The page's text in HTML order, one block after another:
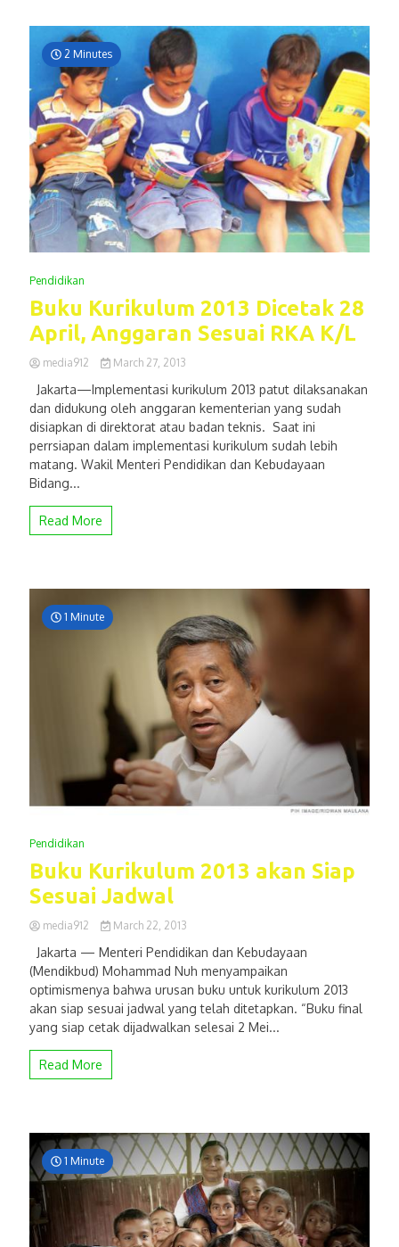
2 Minutes
Pendidikan
Buku Kurikulum 2013 Dicetak 28
April, Anggaran Sesuai RKA K/L
media912 March 27, 2013
Jakarta—Implementasi kurikulum 2013 patut dilaksanakan
dan didukung oleh anggaran kementerian yang sudah
disiapkan di direktorat atau badan teknis. Saat ini
perrsiapan dalam implementasi kurikulum sudah lebih
matang. Wakil Menteri Pendidikan dan Kebudayaan
Bidang...
Read More
1 Minute
Pendidikan
Buku Kurikulum 2013 akan Siap
Sesuai Jadwal
media912 March 22, 2013
Jakarta — Menteri Pendidikan dan Kebudayaan
(Mendikbud) Mohammad Nuh menyampaikan
optimismenya bahwa urusan buku untuk kurikulum 2013
akan siap sesuai jadwal yang telah ditetapkan. “Buku final
yang siap cetak dijadwalkan selesai 2 Mei...
Read More
1 Minute